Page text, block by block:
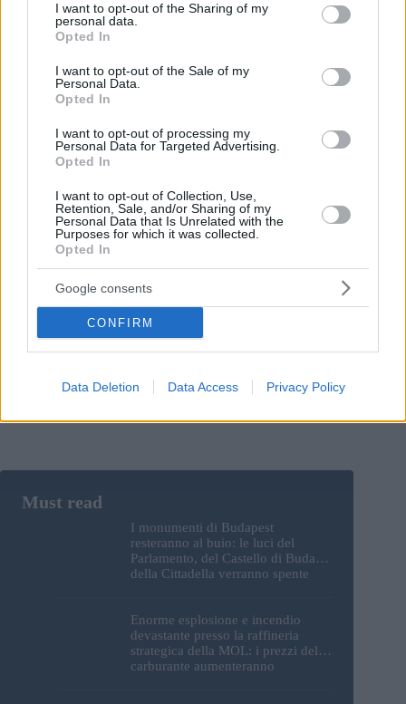
not limited to your visit or usage behaviour. You may click to
grant or deny consent to Google and its third-party tags to
use your data for below specified purposes in below Google
consent section.
I want to opt-out of the Sharing of my
personal data.
Opted In
I want to opt-out of the Sale of my
Personal Data.
Opted In
I want to opt-out of processing my
Personal Data for Targeted Advertising.
Opted In
I want to opt-out of Collection, Use,
Retention, Sale, and/or Sharing of my
Personal Data that Is Unrelated with the
Purposes for which it was collected.
Opted In
Google consents
CONFIRM
Data Deletion Data Access Privacy Policy
*
*
Add Comment *
Save my name, email and website in this browser for the
next time I comment.
I monumenti di Budapest
resteranno al buio: le luci del
Parlamento, del Castello di Buda e
della Cittadella verranno spente
Enorme esplosione e incendio
devastante presso la raffineria
strategica della MOL: i prezzi del
carburante aumenteranno